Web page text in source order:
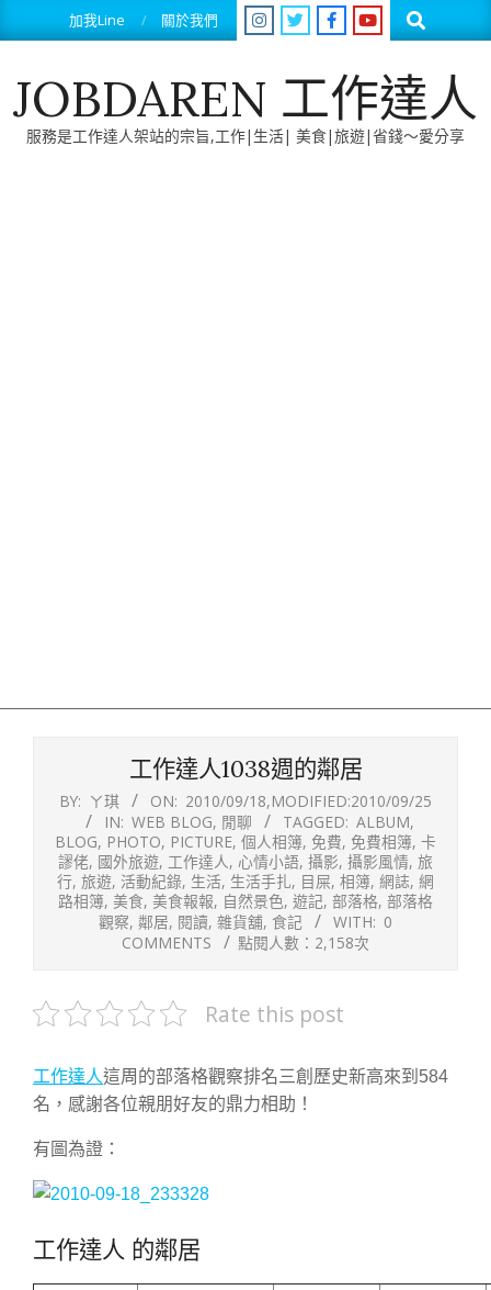
to
加我Line 關於我們 Search
JOBDAREN 工作達人
服務是工作達人架站的宗旨,工作|生活| 美食|旅遊|省錢～愛分享
工作達人1038週的鄰居
BY: ㄚ琪 ON: 2010/09/18,MODIFIED:2010/09/25
IN: WEB BLOG, 閒聊 TAGGED: ALBUM,
BLOG, PHOTO, PICTURE, 個人相簿, 免費, 免費相簿, 卡
謬佬, 國外旅遊, 工作達人, 心情小語, 攝影, 攝影風情, 旅
行, 旅遊, 活動紀錄, 生活, 生活手扎, 目屎, 相簿, 網誌, 網
路相簿, 美食, 美食報報, 自然景色, 遊記, 部落格, 部落格
觀察, 鄰居, 閱讀, 雜貨舖, 食記 WITH: 0
COMMENTS
點閱人數：2,158次
Rate this post
工作達人這周的部落格觀察排名三創歷史新高來到584
名，感謝各位親朋好友的鼎力相助！
有圖為證：
工作達人 的鄰居